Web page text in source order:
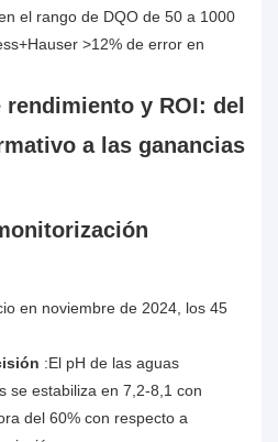
el rango de DQO de 50 a 1000
>12% de error en
y ROI: del
a las ganancias
en noviembre de 2024, los 45
:El pH de las aguas
se estabiliza en 7,2-8,1 con
del 60% con respecto a